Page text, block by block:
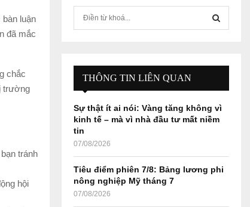
luận
đã mắc
chắc
trường
tránh
hội
r
:
E
A
R
THÔNG TIN LIÊN QUAN
Sự thật ít ai nói: Vàng tăng không vì
kinh tế – mà vì nhà đầu tư mất niềm
tin
07/08/2026
Tiêu điểm phiên 7/8: Bảng lương phi
nông nghiệp Mỹ tháng 7
07/08/2026